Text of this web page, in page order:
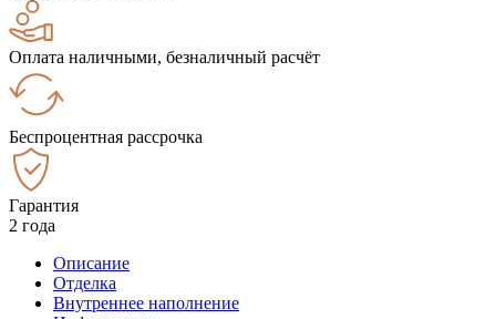
Оплата наличными, безналичный расчёт
Беспроцентная рассрочка
Гарантия
2 года
Описание
Отделка
Внутреннее наполнение